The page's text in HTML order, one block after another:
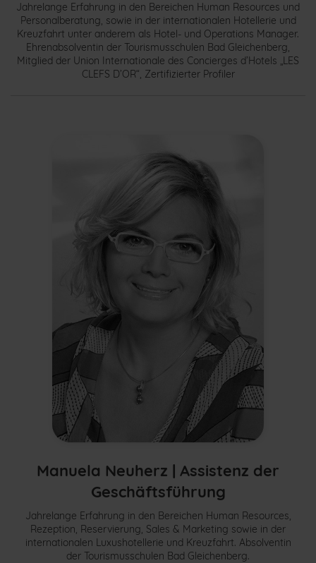
Jahrelange Erfahrung in den Bereichen Human Resources und
Personalberatung, sowie in der internationalen Hotellerie und
Kreuzfahrt unter anderem als Hotel- und Operations Manager.
Ehrenabsolventin der Tourismusschulen Bad Gleichenberg,
Mitglied der Union Internationale des Concierges d’Hotels „LES
CLEFS D’OR“, Zertifizierter Profiler
Manuela Neuherz | Assistenz der
Geschäftsführung
Jahrelange Erfahrung in den Bereichen Human Resources,
Rezeption, Reservierung, Sales & Marketing sowie in der
internationalen Luxushotellerie und Kreuzfahrt. Absolventin
der Tourismusschulen Bad Gleichenberg.